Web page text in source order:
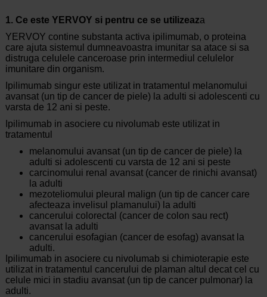
1. Ce este YERVOY si pentru ce se utilizeaza
YERVOY contine substanta activa ipilimumab, o proteina
care ajuta sistemul dumneavoastra imunitar sa atace si sa
distruga celulele canceroase prin intermediul celulelor
imunitare din organism.
Ipilimumab singur este utilizat in tratamentul melanomului
avansat (un tip de cancer de piele) la adulti si adolescenti cu
varsta de 12 ani si peste.
Ipilimumab in asociere cu nivolumab este utilizat in
tratamentul
melanomului avansat (un tip de cancer de piele) la
adulti si adolescenti cu varsta de 12 ani si peste
carcinomului renal avansat (cancer de rinichi avansat)
la adulti
mezoteliomului pleural malign (un tip de cancer care
afecteaza invelisul plamanului) la adulti
cancerului colorectal (cancer de colon sau rect)
avansat la adulti
cancerului esofagian (cancer de esofag) avansat la
adulti.
Ipilimumab in asociere cu nivolumab si chimioterapie este
utilizat in tratamentul cancerului de plaman altul decat cel cu
celule mici in stadiu avansat (un tip de cancer pulmonar) la
adulti.